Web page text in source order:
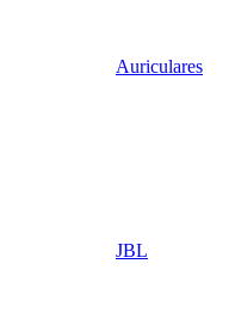
Auriculares
JBL